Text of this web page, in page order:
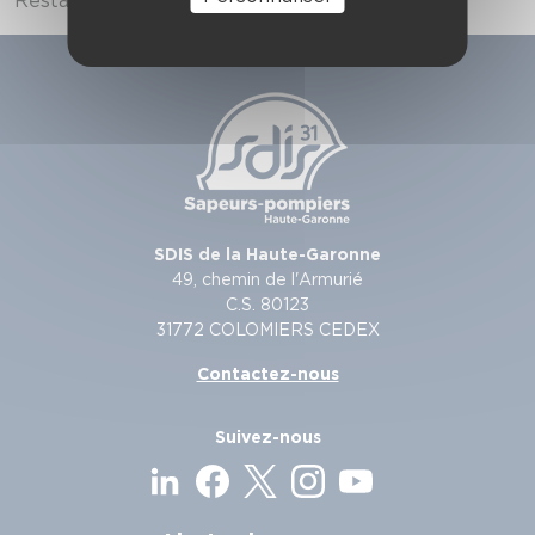
SDIS de la Haute-Garonne
49, chemin de l'Armurié
C.S. 80123
31772 COLOMIERS CEDEX
Contactez-nous
Suivez-nous